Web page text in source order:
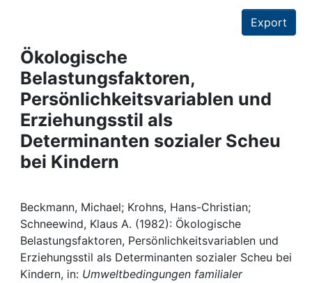
Projects
People
Institutions
Awards
Help
Export
Ökologische
Belastungsfaktoren,
Persönlichkeitsvariablen und
Erziehungsstil als
Determinanten sozialer Scheu
bei Kindern
Beckmann, Michael; Krohns, Hans-Christian;
Schneewind, Klaus A. (1982): Ökologische
Belastungsfaktoren, Persönlichkeitsvariablen und
Erziehungsstil als Determinanten sozialer Scheu bei
Kindern, in: Umweltbedingungen familialer